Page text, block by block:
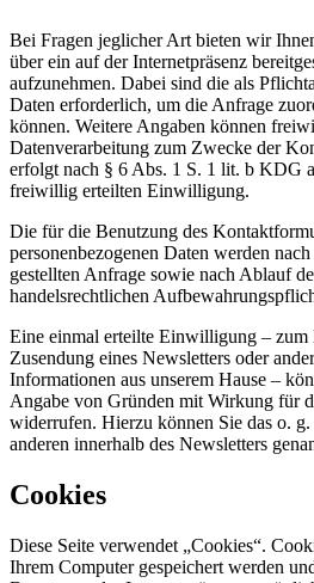
Bei Fragen jeglicher Art bieten wir
über ein auf der Internetpräsenz
aufzunehmen. Dabei sind die als
Daten erforderlich, um die Anfrage
können. Weitere Angaben können
Datenverarbeitung zum Zwecke der
erfolgt nach § 6 Abs. 1 S. 1 lit. b KDG
freiwillig erteilten Einwilligung.
Die für die Benutzung des
personenbezogenen Daten werden
gestellten Anfrage sowie nach Ablauf
handelsrechtlichen
Eine einmal erteilte Einwilligung –
Zusendung eines Newsletters oder
Informationen aus unserem Hause –
Angabe von Gründen mit Wirkung für
widerrufen. Hierzu können Sie das o.
anderen innerhalb des Newsletters
Cookies
Diese Seite verwendet „Cookies“.
Ihrem Computer gespeichert werden